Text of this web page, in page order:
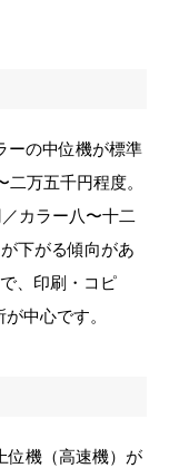
ーの中位機が標準
万五千円程度。
カラー八〜十二
下がる傾向があ
、印刷・コピ
中心です。
位機（高速機）が